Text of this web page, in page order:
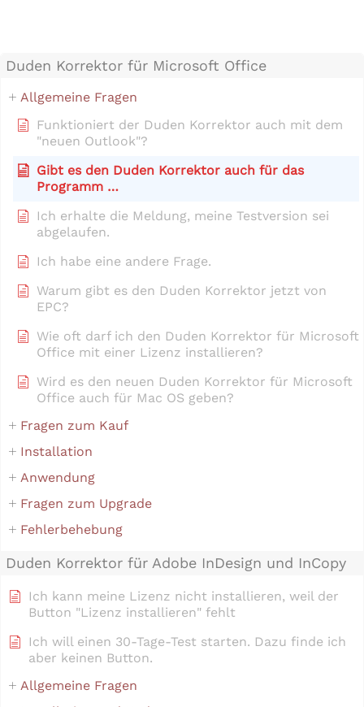
Duden Korrektor für Microsoft Office
Allgemeine Fragen
Funktioniert der Duden Korrektor auch mit dem
"neuen Outlook"?
Gibt es den Duden Korrektor auch für das
Programm …
Ich erhalte die Meldung, meine Testversion sei
abgelaufen.
Ich habe eine andere Frage.
Warum gibt es den Duden Korrektor jetzt von
EPC?
Wie oft darf ich den Duden Korrektor für Microsoft
Office mit einer Lizenz installieren?
Wird es den neuen Duden Korrektor für Microsoft
Office auch für Mac OS geben?
Fragen zum Kauf
Installation
Anwendung
Fragen zum Upgrade
Fehlerbehebung
Duden Korrektor für Adobe InDesign und InCopy
Ich kann meine Lizenz nicht installieren, weil der
Button "Lizenz installieren" fehlt
Ich will einen 30-Tage-Test starten. Dazu finde ich
aber keinen Button.
Allgemeine Fragen